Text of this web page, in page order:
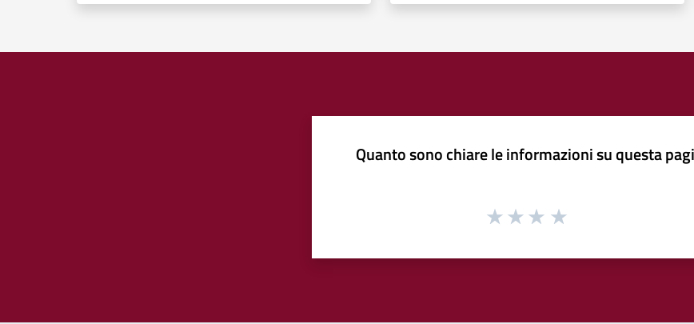
Quanto sono chiare le informazioni su questa